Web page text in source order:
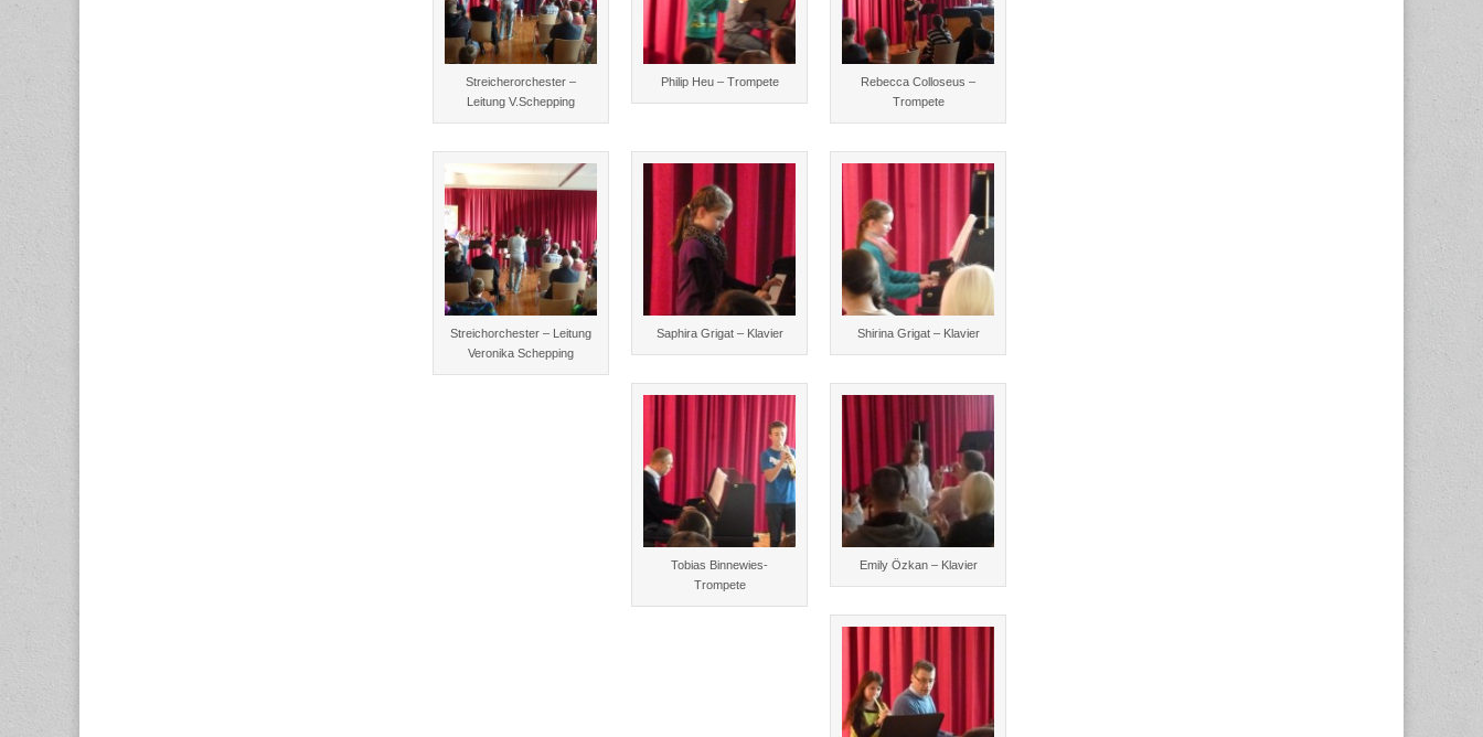
Streicherorchester –
Leitung V.Schepping
Philip Heu – Trompete
Rebecca Colloseus –
Trompete
Streichorchester – Leitung
Veronika Schepping
Saphira Grigat – Klavier Shirina Grigat – Klavier
Tobias Binnewies-
Trompete
Emily Özkan – Klavier